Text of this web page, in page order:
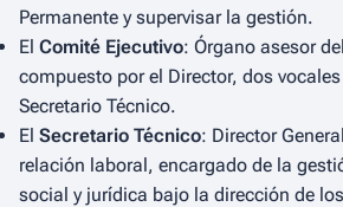
Permanente y supervisar la gestión.
El Comité Ejecutivo: Órgano asesor
compuesto por el Director, dos
Secretario Técnico.
El Secretario Técnico: Director
relación laboral, encargado de la
social y jurídica bajo la dirección de